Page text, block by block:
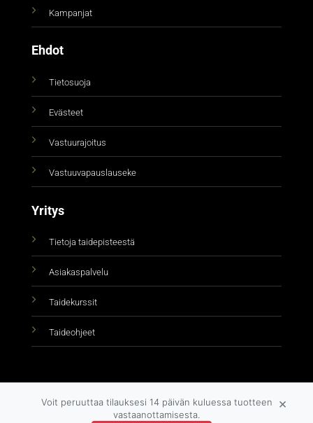
Kampanjat
Ehdot
Tietosuoja
Evästeet
Vastuurajoitus
Vastuuvapauslauseke
Yritys
Tietoja taidepisteestä
Asiakaspalvelu
Taidekurssit
Taideohjeet
Voit peruuttaa tilauksesi 14 päivän kuluessa tuotteen
vastaanottamisesta.
×